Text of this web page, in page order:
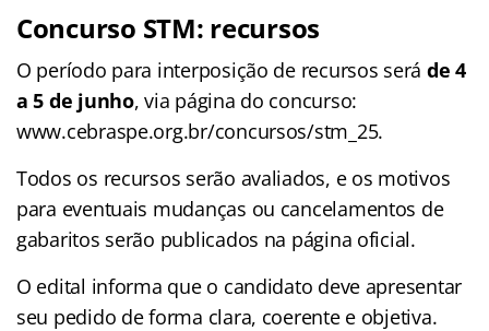
Concurso STM: recursos
O período para interposição de recursos será de 4
a 5 de junho, via página do concurso:
www.cebraspe.org.br/concursos/stm_25.
Todos os recursos serão avaliados, e os motivos
para eventuais mudanças ou cancelamentos de
gabaritos serão publicados na página oficial.
O edital informa que o candidato deve apresentar
seu pedido de forma clara, coerente e objetiva.